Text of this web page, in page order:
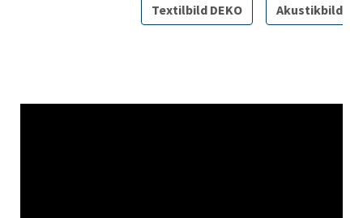
Textilbild DEKO Akustikbild